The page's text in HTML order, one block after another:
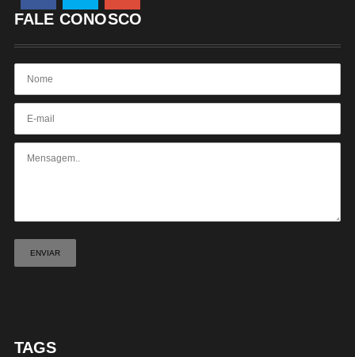
FALE CONOSCO
TAGS